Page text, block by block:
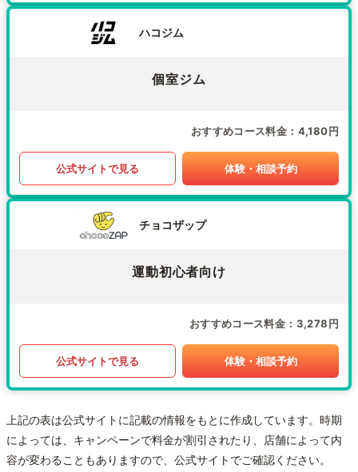
ハコジム
個室ジム
おすすめコース料金 4,180円
公式サイトで見る 体験・相談予約
チョコザップ
運動初心者向け
おすすめコース料金 3,278円
公式サイトで見る 体験・相談予約
上記の表は公式サイトに記載の情報をもとに作成しています。時期
によっては、キャンペーンで料金が割引されたり、店舗によって内
容が変わることもありますので、公式サイトでご確認ください。